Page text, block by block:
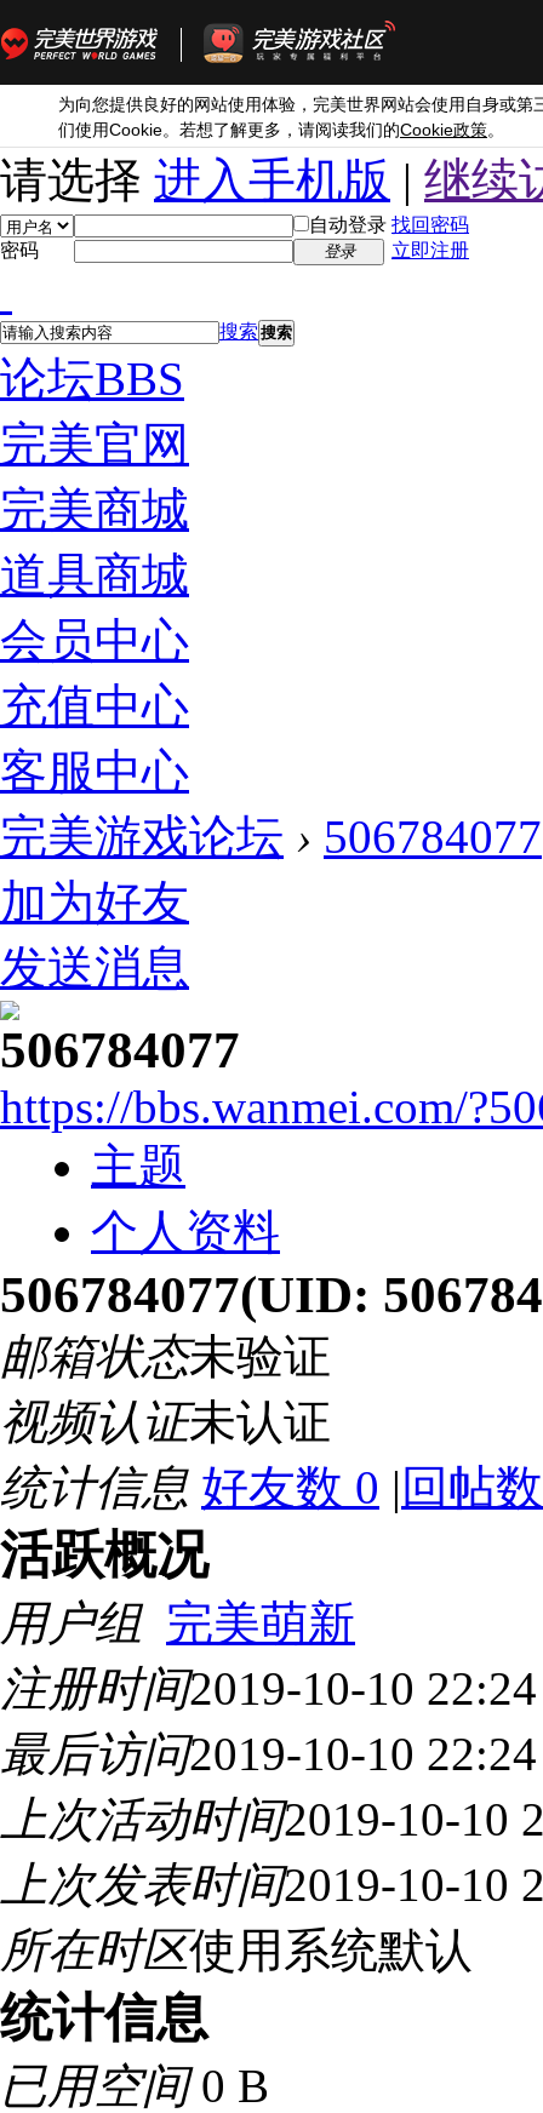
为向您提供良好的网站使用体验，完美世界网站会使用自身或第
们使用Cookie。若想了解更多，请阅读我们的Cookie政策。
请选择 进入手机版 | 继续
自动登录 找回密码
密码
登录 立即注册
搜索 搜索
论坛BBS
完美官网
完美商城
道具商城
会员中心
充值中心
客服中心
完美游戏论坛 › 506784077
加为好友
发送消息
506784077
https://bbs.wanmei.com/
主题
个人资料
506784077(UID:
邮箱状态未验证
视频认证未认证
统计信息 好友数 0 | 回帖
活跃概况
用户组 完美萌新
注册时间2019-10-10 22:24
最后访问2019-10-10 22:24
上次活动时间2019-10-10
上次发表时间2019-10-10
所在时区使用系统默认
统计信息
已用空间0 B